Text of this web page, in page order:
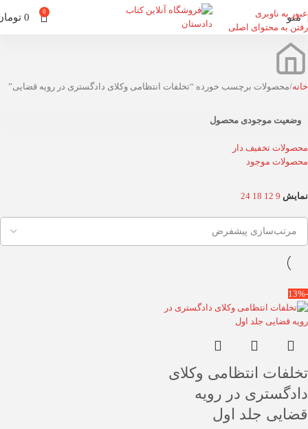
عبور به ناوبری
رفتن به محتوای اصلی
منو 0
0
خانه محصولات برچسب خورده “تخلفات انتظامی وکلای دادگستری در رویه قضایی”
وضعیت موجودی محصول
محصولات تخفیف دار
محصولات موجود
نمایش 9
12
18
24
-13%
تخلفات انتظامی وکلای
دادگستری در رویه
قضایی جلد اول